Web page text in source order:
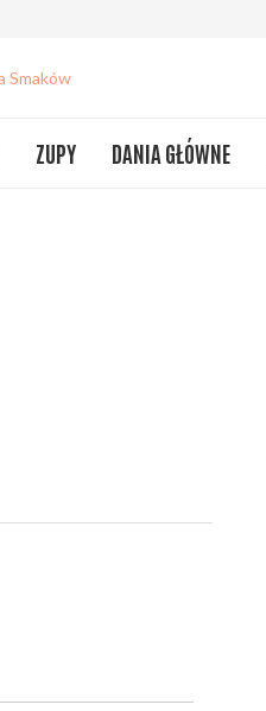
ZUPY DANIA GŁÓWNE